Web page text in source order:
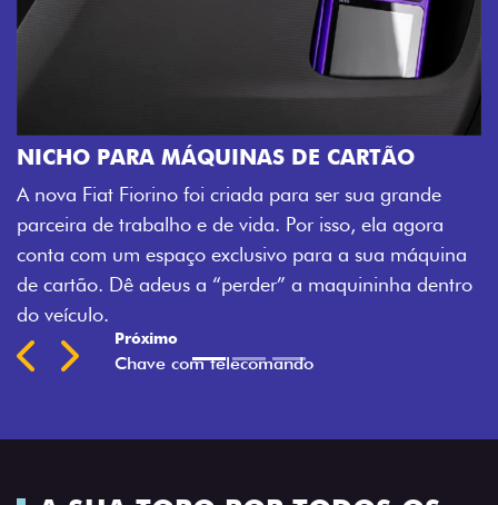
DE CARTÃO
ser sua grande
isso, ela agora
para a sua máquina
a maquininha dentro
CHAVE COM
Agora, a chave da sua nova
veículo também à distância, e
fechadura. São detalhes como
mais fluidez para o seu dia de
PreviousNext